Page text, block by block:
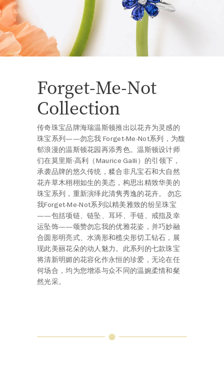
Forget-Me-Not
Collection
传奇珠宝品牌海瑞温斯顿推出以花卉为灵感的
珠宝系列——勿忘我 Forget-Me-Not系列，为馥
郁浪漫的温斯顿花园再添秀色。温斯顿设计师
们在莫里斯·高利（Maurice Galli）的引领下，
承袭品牌的悠久传统，糅合非凡宝石和大自然
花卉草木栩栩如生的美态，构思出精致华美的
珠宝系列，重新演绎此清隽秀逸的花卉。 勿忘
我Forget-Me-Not系列以精美雅致的纷呈珠宝
——包括项链、链坠、耳环、手链、戒指及幸
运坠饰——颂赞勿忘我的优雅花姿，并巧妙融
合圆形明亮式、水滴形和榄尖形切工钻石，展
现此美丽花朵的动人魅力。此系列的七款珠宝
将清新明媚的花容化作永恒的珍爱，无论在任
何场合，均为您增添与众不同的温婉柔情和粲
然光采。